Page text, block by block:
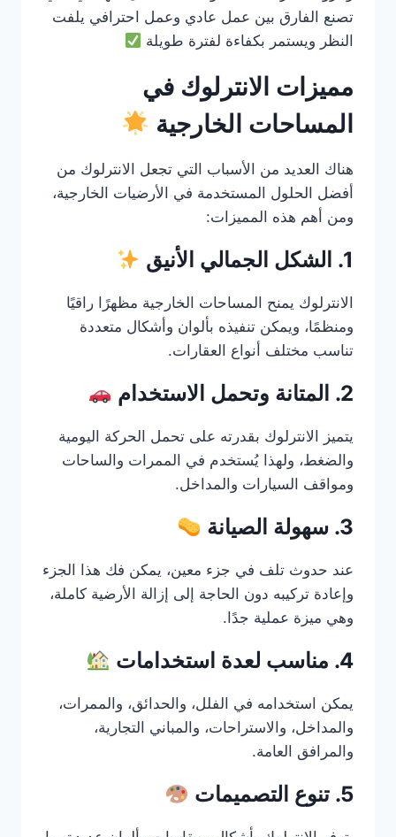
تصنع الفارق بين عمل عادي وعمل احترافي يلفت
النظر ويستمر بكفاءة لفترة طويلة
مميزات الانترلوك في
المساحات الخارجية
هناك العديد من الأسباب التي تجعل الانترلوك من
أفضل الحلول المستخدمة في الأرضيات الخارجية،
ومن أهم هذه المميزات:
1. الشكل الجمالي الأنيق
الانترلوك يمنح المساحات الخارجية مظهرًا راقيًا
ومنظمًا، ويمكن تنفيذه بألوان وأشكال متعددة
تناسب مختلف أنواع العقارات.
2. المتانة وتحمل الاستخدام
يتميز الانترلوك بقدرته على تحمل الحركة اليومية
والضغط، ولهذا يُستخدم في الممرات والساحات
ومواقف السيارات والمداخل.
3. سهولة الصيانة
عند حدوث تلف في جزء معين، يمكن فك هذا الجزء
وإعادة تركيبه دون الحاجة إلى إزالة الأرضية كاملة،
وهي ميزة عملية جدًا.
4. مناسب لعدة استخدامات
يمكن استخدامه في الفلل، والحدائق، والممرات،
والمداخل، والاستراحات، والمباني التجارية،
والمرافق العامة.
5. تنوع التصميمات